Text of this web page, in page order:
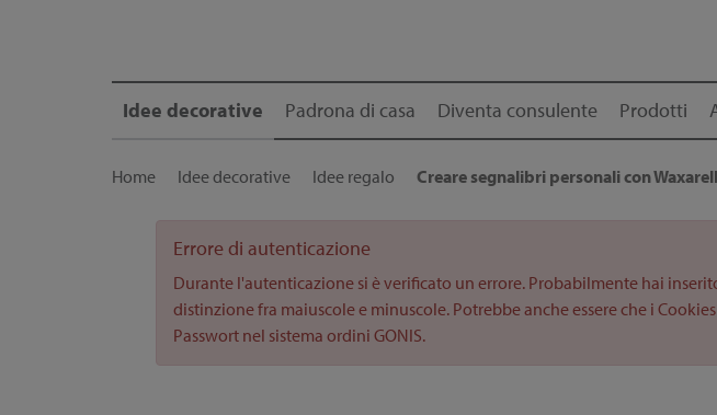
Idee decorative Padrona di casa Diventa consulente Prodotti
Home Idee decorative Idee regalo Creare segnalibri personali con Waxarell
Errore di autenticazione
Durante l'autenticazione si è verificato un errore. Probabilmente hai
distinzione fra maiuscole e minuscole. Potrebbe anche essere che i
Passwort nel sistema ordini GONIS.